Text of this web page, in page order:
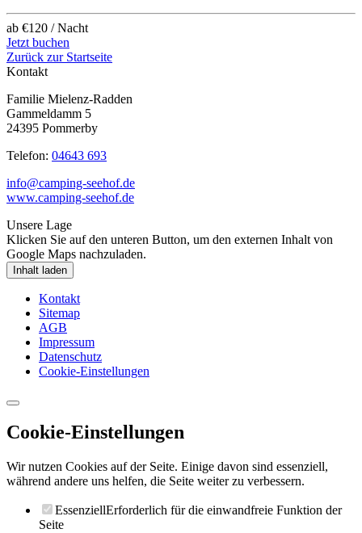
ab €120 / Nacht
Jetzt buchen
Zurück zur Startseite
Kontakt
Familie Mielenz-Radden
Gammeldamm 5
24395 Pommerby
Telefon: 04643 693
info@camping-seehof.de
www.camping-seehof.de
Unsere Lage
Klicken Sie auf den unteren Button, um den externen Inhalt von
Google Maps nachzuladen.
Inhalt laden
Kontakt
Sitemap
AGB
Impressum
Datenschutz
Cookie-Einstellungen
Cookie-Einstellungen
Wir nutzen Cookies auf der Seite. Einige davon sind essenziell,
während andere uns helfen, die Seite weiter zu verbessern.
EssenziellErforderlich für die einwandfreie Funktion der
Seite